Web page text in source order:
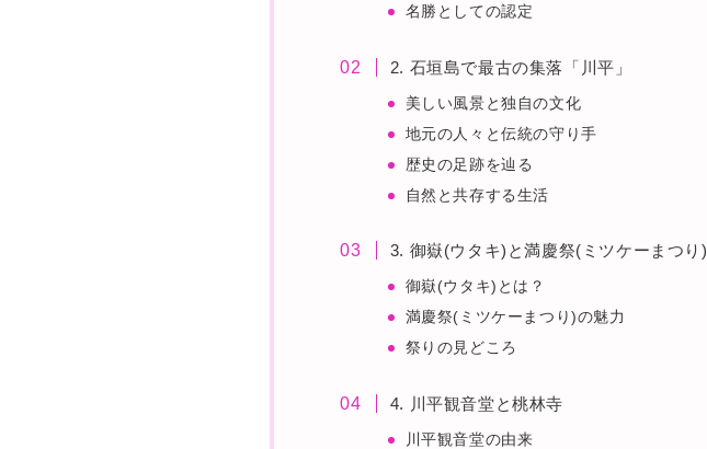
名勝としての認定
2. 石垣島で最古の集落「川平」
美しい風景と独自の文化
地元の人々と伝統の守り手
歴史の足跡を辿る
自然と共存する生活
3. 御嶽(ウタキ)と満慶祭(ミツケーまつり)
御嶽(ウタキ)とは？
満慶祭(ミツケーまつり)の魅力
祭りの見どころ
4. 川平観音堂と桃林寺
川平観音堂の由来